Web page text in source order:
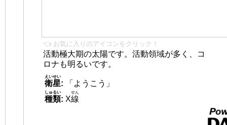
👈 お気に入りのアイコンをクリック！
活動極大期の太陽です。活動領域が多く、コ
ロナも明るいです。
衛星
えいせい
:
「ようこう」
種類
しゅるい
: X線
せん